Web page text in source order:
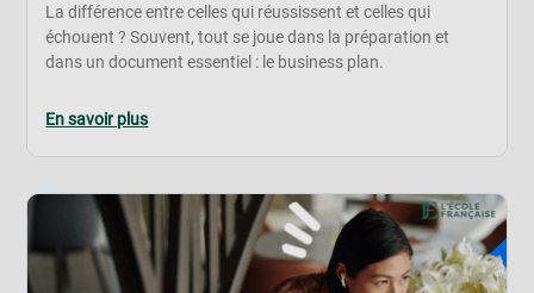
La différence entre celles qui réussissent et celles qui
échouent ? Souvent, tout se joue dans la préparation et
dans un document essentiel : le business plan.
En savoir plus